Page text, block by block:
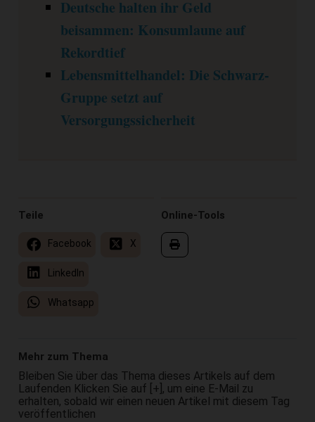
Deutsche halten ihr Geld
beisammen: Konsumlaune auf
Rekordtief
Lebensmittelhandel: Die Schwarz-
Gruppe setzt auf
Versorgungssicherheit
Online-Tools
Teile
Facebook X
LinkedIn
Whatsapp
Mehr zum Thema
Bleiben Sie über das Thema dieses Artikels auf dem
Laufenden Klicken Sie auf [+], um eine E-Mail zu
erhalten, sobald wir einen neuen Artikel mit diesem Tag
veröffentlichen